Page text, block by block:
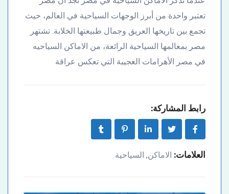
تعتبر واحدة من أبرز الوجهات السياحية في العالم، حيث
تجمع بين تاريخها العريق وجمال طبيعتها الخلابة. تشتهر
مصر بمعالمها السياحية الرائعة، من الاماكن السياحيه
في مصر الأهرامات العجيبة التي تعكس عراقة
رابط المشاركة:
العلامات: الاماكن, السياحية